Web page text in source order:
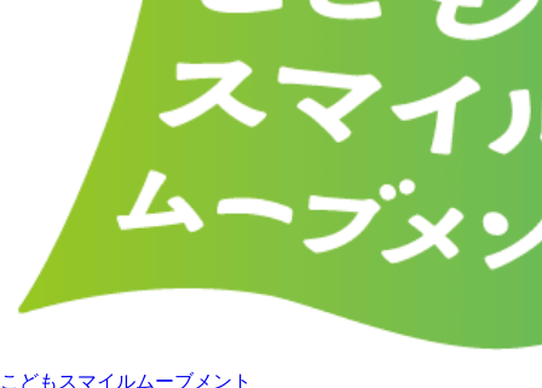
こどもスマイルムーブメント